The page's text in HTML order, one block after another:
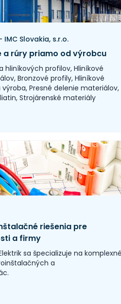
Slovakia, s.r.o.
a rúry priamo od výrobcu
hliníkových profilov, Hliníkové
Bronzové profily, Hliníkové
Presné delenie materiálov,
Strojárenské materiály
riešenia pre
a firmy
sa špecializuje na
a